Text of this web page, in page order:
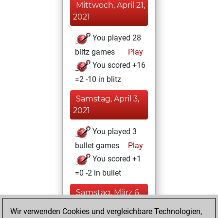
Mittwoch, April 21,
2021
You played 28
blitz games
Play
You scored +16
=2 -10 in blitz
Samstag, April 3,
2021
You played 3
bullet games
Play
You scored +1
=0 -2 in bullet
Samstag, März 6,
Wir verwenden Cookies und vergleichbare Technologien,